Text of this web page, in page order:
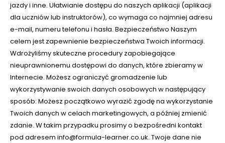
jazdy i inne. Ułatwianie dostępu do naszych aplikacji (aplikacji
dla uczniów lub instruktorów), co wymaga co najmniej adresu
e-mail, numeru telefonu i hasła. Bezpieczeństwo Naszym
celem jest zapewnienie bezpieczeństwa Twoich informacji.
Wdrożyliśmy skuteczne procedury zapobiegające
nieuprawnionemu dostępowi do danych, które zbieramy w
Internecie. Możesz ograniczyć gromadzenie lub
wykorzystywanie swoich danych osobowych w następujący
sposób: Możesz początkowo wyrazić zgodę na wykorzystanie
Twoich danych w celach marketingowych, a później zmienić
zdanie. W takim przypadku prosimy o bezpośredni kontakt
pod adresem info@formula-learner.co.uk. Twoje dane nie